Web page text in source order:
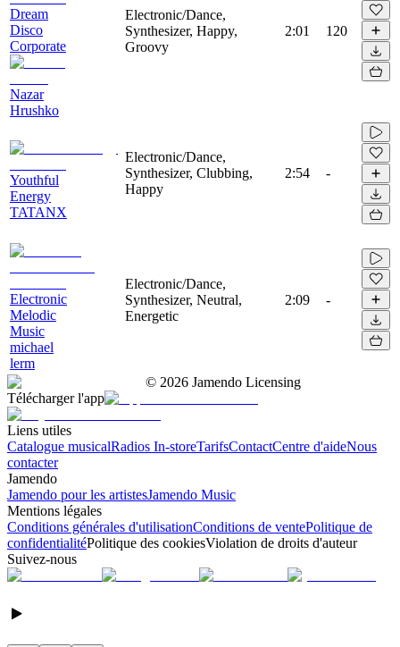
Dream
Disco
Corporate
Nazar
Hrushko
Electronic/Dance,
Synthesizer, Happy,
Groovy
2:01 120
Youthful
Energy
TATANX
Electronic/Dance,
Synthesizer, Clubbing,
Happy
2:54 -
Electronic
Melodic
Music
michael
lerm
Electronic/Dance,
Synthesizer, Neutral,
Energetic
2:09 -
© 2026 Jamendo Licensing
Télécharger l'app
Liens utiles
Catalogue musicalRadios In-storeTarifsContactCentre d'aideNous
contacter
Jamendo
Jamendo pour les artistesJamendo Music
Mentions légales
Conditions générales d'utilisationConditions de ventePolitique de
confidentialitéPolitique des cookiesViolation de droits d'auteur
Suivez-nous